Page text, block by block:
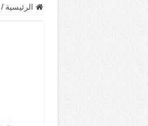
الرئيسية /